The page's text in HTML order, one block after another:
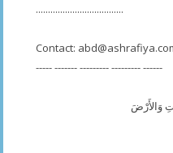
....................................
Contact:
----- ------- --------- --------- ------
وَالأَرْضَ